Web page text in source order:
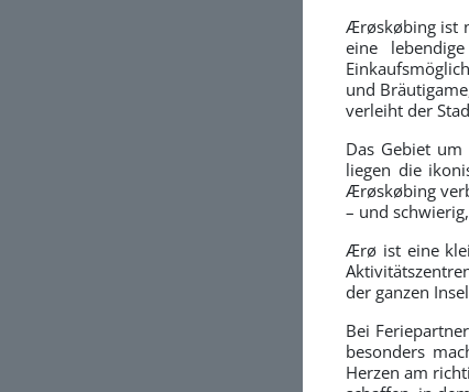
Ærøskøbing ist
eine
und
verleiht der
Das Gebiet
liegen die
Ærøskøbing
– und
Ærø ist eine
der ganzen
Bei
besonders
Herzen am